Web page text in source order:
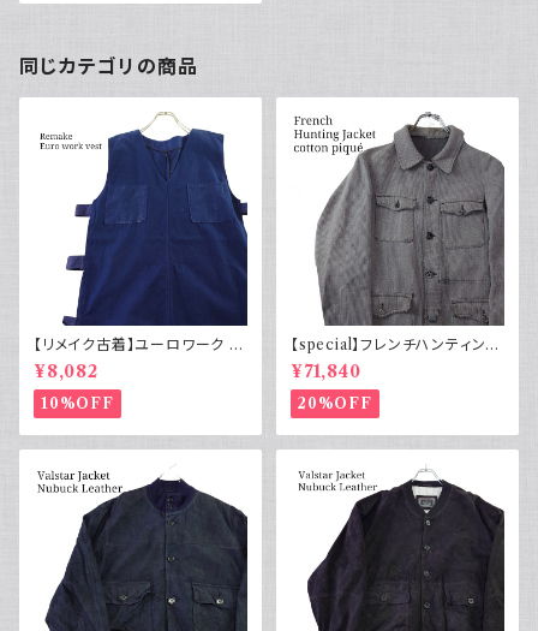
同じカテゴリの商品
【リメイク古着】ユーロワーク ベ
スト フランス軍GAOモチーフ 管
理番号E217
¥8,082
10%OFF
【special】フレンチハンティング
ジャケット コットンピケ 動物ボ
タン50s
¥71,840
20%OFF